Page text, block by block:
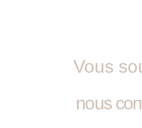
Vous
nous